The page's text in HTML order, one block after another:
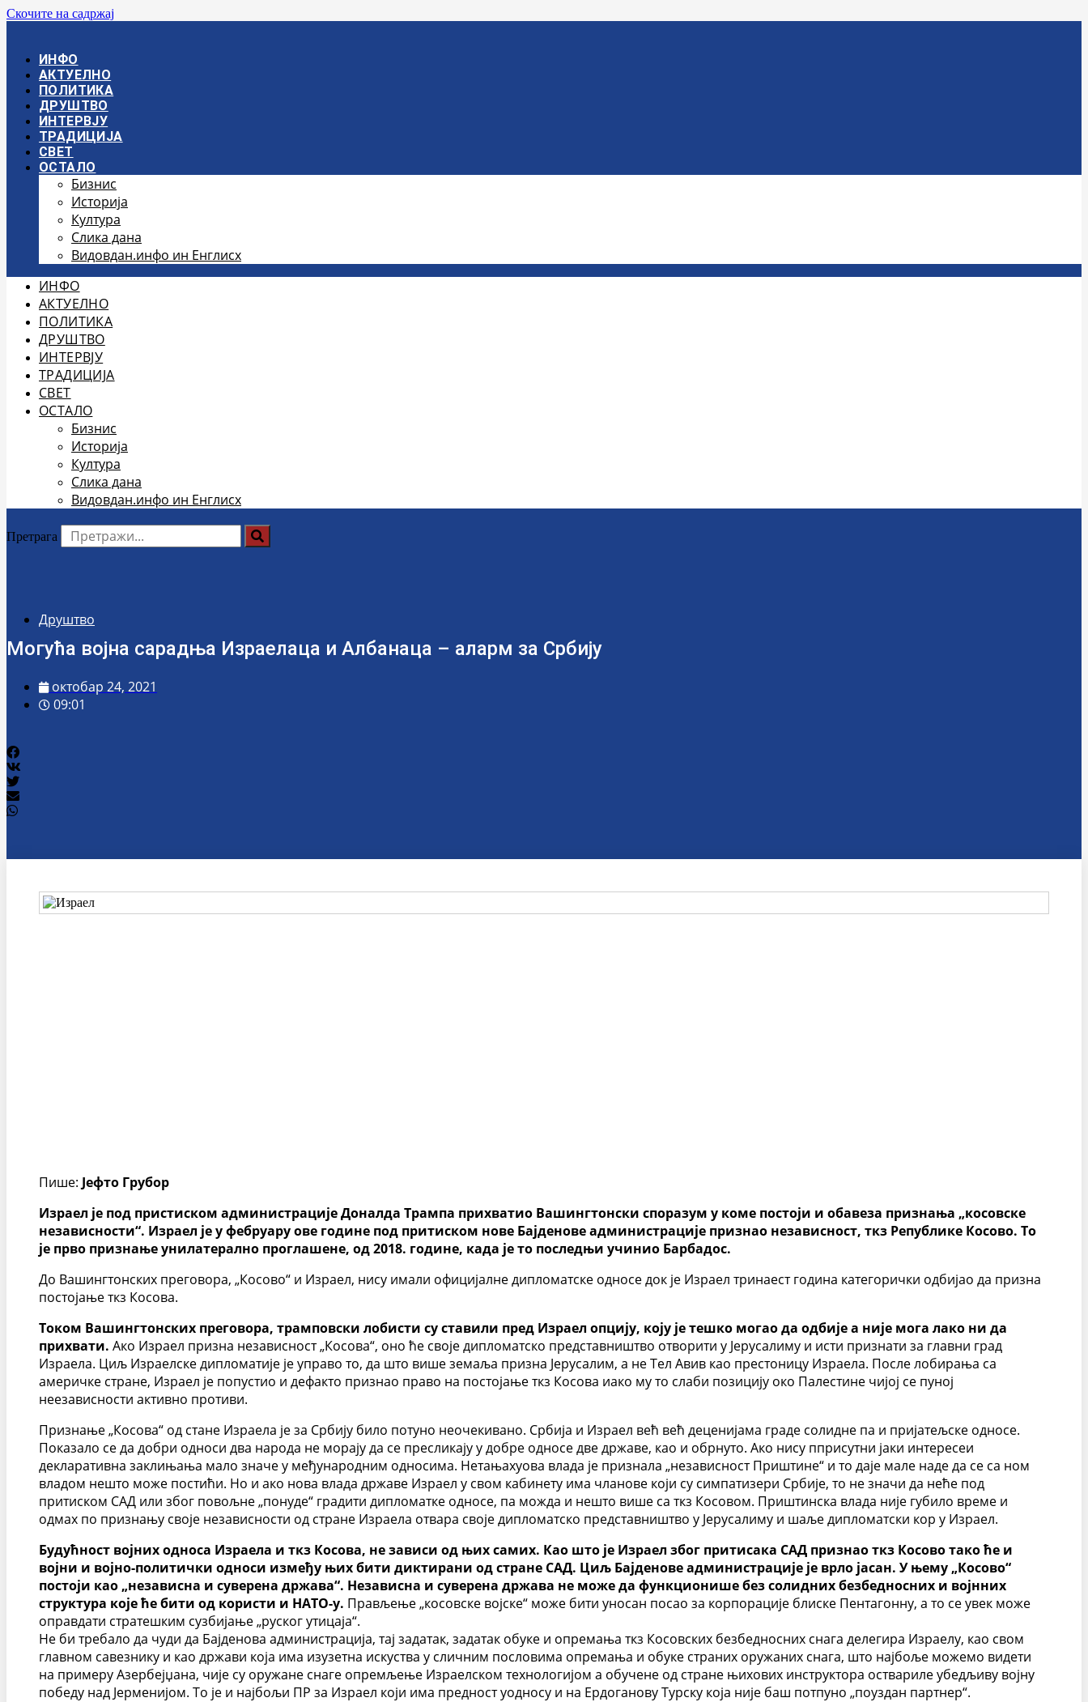
Скочите на садржај
ИНФО
АКТУЕЛНО
ПОЛИТИКА
ДРУШТВО
ИНТЕРВЈУ
ТРАДИЦИЈА
СВЕТ
ОСТАЛО
Бизнис
Историја
Култура
Слика дана
Видовдан.инфо ин Енглисх
ИНФО
АКТУЕЛНО
ПОЛИТИКА
ДРУШТВО
ИНТЕРВЈУ
ТРАДИЦИЈА
СВЕТ
ОСТАЛО
Бизнис
Историја
Култура
Слика дана
Видовдан.инфо ин Енглисх
Претрага
Друштво
Могућа војна сарадња Израелаца и Албанаца – аларм за Србију
октобар 24, 2021
09:01
Пише: Јефто Грубор
Израел је под пристиском администрације Доналда Трампа прихватио Вашингтонски споразум у коме постоји и обавеза признања „косовске
независности“. Израел је у фебруару ове године под притиском нове Бајденове администрације признао независност, ткз Републике Косово. То
је прво признање унилатерално проглашене, од 2018. године, када је то последњи учинио Барбадос.
До Вашингтонских преговора, „Косово“ и Израел, нису имали официјалне дипломатске односе док је Израел тринаест година категорички одбијао да призна
постојање ткз Косова.
Током Вашингтонских преговора, трамповски лобисти су ставили пред Израел опцију, коју је тешко могао да одбије а није мога лако ни да
прихвати. Ако Израел призна независност „Косова“, оно ће своје дипломатско представништво отворити у Јерусалиму и исти признати за главни град
Израела. Циљ Израелске дипломатије је управо то, да што више земаља призна Јерусалим, а не Тел Авив као престоницу Израела. После лобирања са
америчке стране, Израел је попустио и дефакто признао право на постојање ткз Косова иако му то слаби позицију око Палестине чијој се пуној
неезависности активно противи.
Признање „Косова“ од стане Израела је за Србију било потуно неочекивано. Србија и Израел већ већ деценијама граде солидне па и пријатељске односе.
Показало се да добри односи два народа не морају да се пресликају у добре односе две државе, као и обрнуто. Ако нису пприсутни јаки интересеи
декларативна заклињања мало значе у међународним односима. Нетањахуова влада је признала „независност Приштине“ и то даје мале наде да се са ном
владом нешто може постићи. Но и ако нова влада државе Израел у свом кабинету има чланове који су симпатизери Србије, то не значи да неће под
притиском САД или због повољне „понуде“ градити дипломатке односе, па можда и нешто више са ткз Косовом. Приштинска влада није губило време и
одмах по признању своје независности од стране Израела отвара своје дипломатско представништво у Јерусалиму и шаље дипломатски кор у Израел.
Будућност војних односа Израела и ткз Косова, не зависи од њих самих. Као што је Израел због притисака САД признао ткз Косово тако ће и
војни и војно-политички односи између њих бити диктирани од стране САД. Циљ Бајденове администрације је врло јасан. У њему „Косово“
постоји као „независна и суверена држава“. Независна и суверена држава не може да функционише без солидних безбедносних и војнних
структура које ће бити од користи и НАТО-у. Прављење „косовске војске“ може бити уносан посао за корпорације блиске Пентагонну, а то се увек може
оправдати стратешким сузбијање „руског утицаја“.
Не би требало да чуди да Бајденова администрација, тај задатак, задатак обуке и опремања ткз Косовских безбедносних снага делегира Израелу, као свом
главном савезнику и као држави која има изузетна искуства у сличним пословима опремања и обуке страних оружаних снага, што најбоље можемо видети
на примеру Азербејџана, чије су оружане снаге опремљење Израелском технологијом а обучене од стране њихових инструктора оствариле убедљиву војну
победу над Јерменијом. То је и најбољи ПР за Израел који има предност уодносу и на Ердоганову Турску која није баш потпуно „поуздан партнер“.